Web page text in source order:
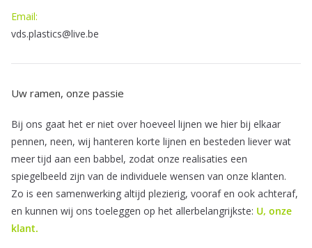
Email:
vds.plastics@live.be
Uw ramen, onze passie
Bij ons gaat het er niet over hoeveel lijnen we hier bij elkaar
pennen, neen, wij hanteren korte lijnen en besteden liever wat
meer tijd aan een babbel, zodat onze realisaties een
spiegelbeeld zijn van de individuele wensen van onze klanten.
Zo is een samenwerking altijd plezierig, vooraf en ook achteraf,
en kunnen wij ons toeleggen op het allerbelangrijkste: U, onze
klant.